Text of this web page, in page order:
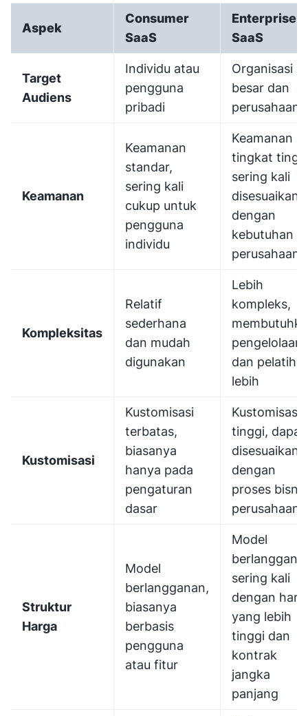
Aspek
Consumer
SaaS
Enterprise
SaaS
Target
Audiens
Individu atau
pengguna
pribadi
Organisasi
besar dan
perusahaan
Keamanan
Keamanan
standar,
sering kali
cukup untuk
pengguna
individu
Keamanan
tingkat
sering kali
disesuaikan
dengan
kebutuhan
perusahaan
Kompleksitas
Relatif
sederhana
dan mudah
digunakan
Lebih
kompleks,
pengelolaan
dan
lebih
Kustomisasi
Kustomisasi
terbatas,
biasanya
hanya pada
pengaturan
dasar
Kustomisasi
tinggi, dapat
disesuaikan
dengan
proses bisnis
perusahaan
Struktur
Harga
Model
berlangganan,
biasanya
berbasis
pengguna
atau fitur
Model
sering kali
dengan
yang lebih
tinggi dan
kontrak
jangka
panjang